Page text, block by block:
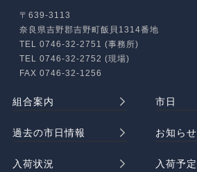
〒639-3113
奈良県吉野郡吉野町飯貝1314番地
TEL 0746-32-2751 (事務所)
TEL 0746-32-2752 (現場)
FAX 0746-32-1256
組合案内 市日
過去の市日情報 お知らせ
入荷状況 入荷予定